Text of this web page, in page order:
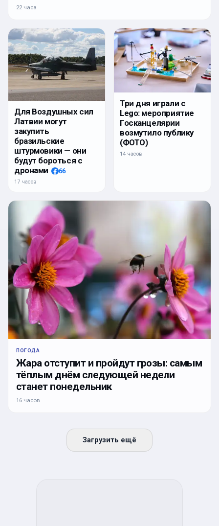
22 часа
Для Воздушных сил
Латвии могут
закупить
бразильские
штурмовики — они
будут бороться с
дронами
66
17 часов
Три дня играли с
Lego: мероприятие
Госканцелярии
возмутило публику
(ФОТО)
14 часов
ПОГОДА
Жара отступит и пройдут грозы: самым
тёплым днём следующей недели
станет понедельник
16 часов
Загрузить ещё